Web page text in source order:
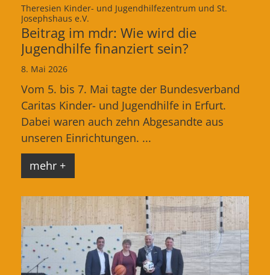
Theresien Kinder- und Jugendhilfezentrum und St.
Josephshaus e.V.
Beitrag im mdr: Wie wird die
Jugendhilfe finanziert sein?
8. Mai 2026
Vom 5. bis 7. Mai tagte der Bundesverband
Caritas Kinder- und Jugendhilfe in Erfurt.
Dabei waren auch zehn Abgesandte aus
unseren Einrichtungen. ...
mehr +